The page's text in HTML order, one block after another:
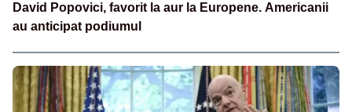
David Popovici, favorit la aur la Europene. Americanii
au anticipat podiumul